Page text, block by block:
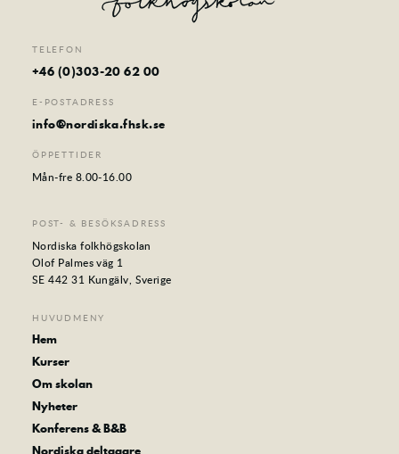
TELEFON
+46 (0)303-20 62 00
E-POSTADRESS
info@nordiska.fhsk.se
ÖPPETTIDER
Mån-fre 8.00-16.00
POST- & BESÖKSADRESS
Nordiska folkhögskolan
Olof Palmes väg 1
SE 442 31 Kungälv, Sverige
HUVUDMENY
Hem
Kurser
Om skolan
Nyheter
Konferens & B&B